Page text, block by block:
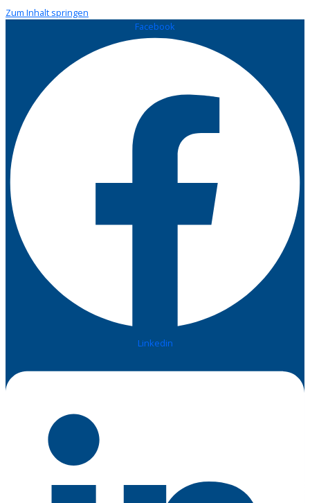
Zum Inhalt springen
Facebook
Linkedin